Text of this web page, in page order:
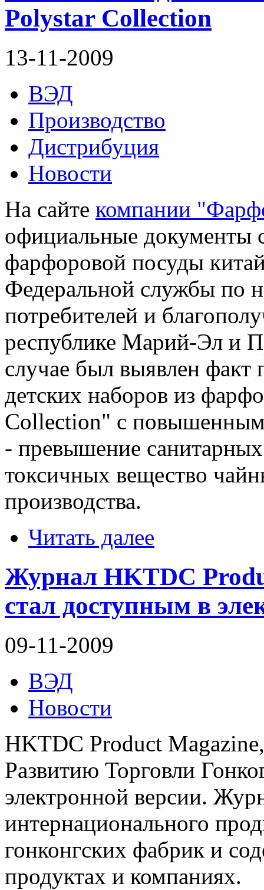
Polystar Collection
13-11-2009
ВЭД
Производство
Дистрибуция
Новости
На сайте компании
официальные документы
фарфоровой посуды
Федеральной службы по
потребителей и
республике Марий-Эл и
случае был выявлен факт
детских наборов из
Collection" с повышенным
- превышение
токсичных вещество
производства.
Читать далее
Журнал HKTDC
стал доступным в
09-11-2009
ВЭД
Новости
HKTDC Product
Развитию Торговли
электронной версии.
интернационального
гонконгских фабрик и
продуктах и компаниях.